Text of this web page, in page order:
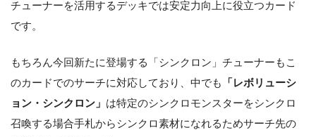
チューナーを活用するデッキでは安定力向上に役立つカード
です。
もちろん今回新たに登場する「シンクロン」チューナーもこ
のカードでのサーチに対応しており、中でも
「レボリューシ
ョン・シンクロン」 は特定のシンクロモンスターをシンクロ
召喚する場合手札からシンクロ素材になれるためサーチ先の